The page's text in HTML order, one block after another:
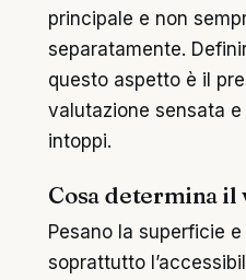
principale e non
separatamente.
questo aspetto è il
valutazione sensata
intoppi.
Cosa determina il
Pesano la superficie e
soprattutto